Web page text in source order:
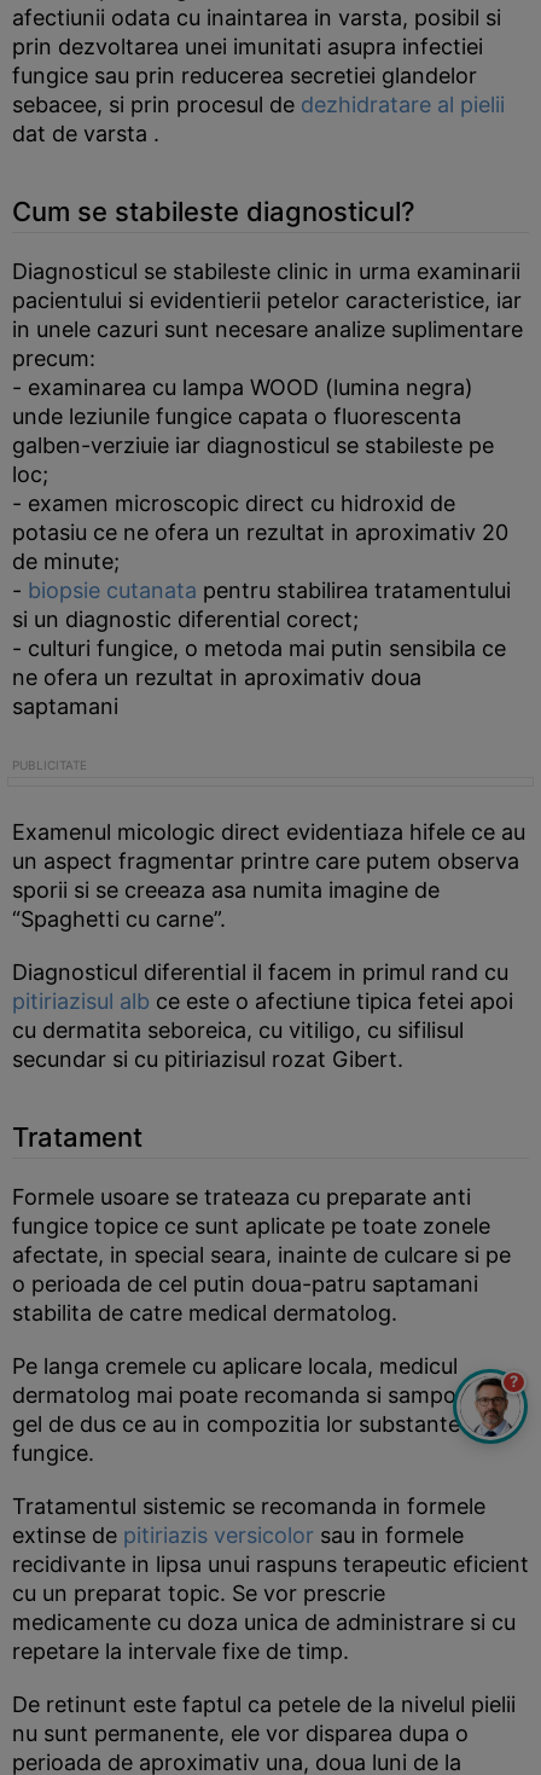
afectiunii odata cu inaintarea in varsta, posibil si
prin dezvoltarea unei imunitati asupra infectiei
fungice sau prin reducerea secretiei glandelor
sebacee, si prin procesul de dezhidratare al pielii
dat de varsta .
Cum se stabileste diagnosticul?
Diagnosticul se stabileste clinic in urma examinarii
pacientului si evidentierii petelor caracteristice, iar
in unele cazuri sunt necesare analize suplimentare
precum:
- examinarea cu lampa WOOD (lumina negra)
unde leziunile fungice capata o fluorescenta
galben-verziuie iar diagnosticul se stabileste pe
loc;
- examen microscopic direct cu hidroxid de
potasiu ce ne ofera un rezultat in aproximativ 20
de minute;
- biopsie cutanata pentru stabilirea tratamentului
si un diagnostic diferential corect;
- culturi fungice, o metoda mai putin sensibila ce
ne ofera un rezultat in aproximativ doua
saptamani
Examenul micologic direct evidentiaza hifele ce au
un aspect fragmentar printre care putem observa
sporii si se creeaza asa numita imagine de
“Spaghetti cu carne”.
Diagnosticul diferential il facem in primul rand cu
pitiriazisul alb ce este o afectiune tipica fetei apoi
cu dermatita seboreica, cu vitiligo, cu sifilisul
secundar si cu pitiriazisul rozat Gibert.
Tratament
Formele usoare se trateaza cu preparate anti
fungice topice ce sunt aplicate pe toate zonele
afectate, in special seara, inainte de culcare si pe
o perioada de cel putin doua-patru saptamani
stabilita de catre medical dermatolog.
Pe langa cremele cu aplicare locala, medicul
dermatolog mai poate recomanda si sampon sau
gel de dus ce au in compozitia lor substante anti
fungice.
Tratamentul sistemic se recomanda in formele
extinse de pitiriazis versicolor sau in formele
recidivante in lipsa unui raspuns terapeutic eficient
cu un preparat topic. Se vor prescrie
medicamente cu doza unica de administrare si cu
repetare la intervale fixe de timp.
De retinunt este faptul ca petele de la nivelul pielii
nu sunt permanente, ele vor disparea dupa o
perioada de aproximativ una, doua luni de la
?